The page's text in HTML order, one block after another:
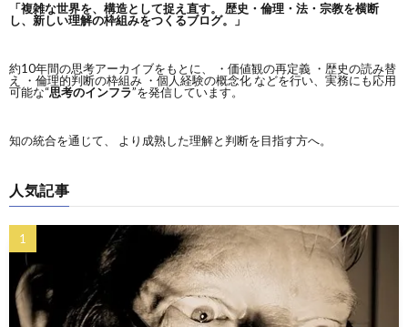
「複雑な世界を、構造として捉え直す。
歴史・倫理・法・宗教を横断
し、新しい理解の枠組みをつくるブログ。」
約10年間の思考アーカイブをもとに、 ・価値観の再定義 ・歴史の読み替
え ・倫理的判断の枠組み ・個人経験の概念化 などを行い、実務にも応用
可能な“思考のインフラ”を発信しています。
知の統合を通じて、 より成熟した理解と判断を目指す方へ。
人気記事